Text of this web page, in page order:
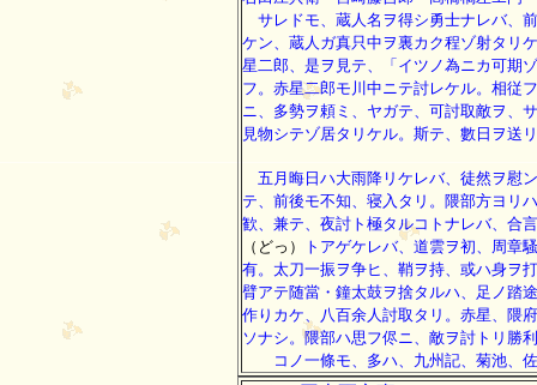
サレドモ、蔵人名ヲ得シ勇士ナレバ、
ケン、蔵人ガ真只中ヲ裏カク程ゾ射タリ
星二郎、是ヲ見テ、「イツノ為ニカ可期
フ。赤星二郎モ川中ニテ討レケル。相従
ニ、多勢ヲ頼ミ、ヤガテ、可討取敵ヲ、
見物シテゾ居タリケル。斯テ、數日ヲ送
五月晦日ハ大雨降リケレバ、徒然ヲ慰
テ、前後モ不知、寝入タリ。隈部方ヨリ
歓、兼テ、夜討ト極タルコトナレバ、合
（どっ）
トアゲケレバ、道雲ヲ初、周章
有。太刀一振ヲ争ヒ、鞘ヲ持、或ハ身ヲ
臂アテ随當・鐘太鼓ヲ捨タルハ、足ノ踏
作りカケ、八百余人討取タリ。赤星、隈
ソナシ。隈部ハ思フ侭ニ、敵ヲ討トリ勝
コノ一條モ、多ハ、九州記、菊池、佐